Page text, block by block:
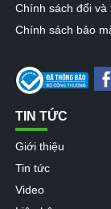
Chính sách đổi và
Chính sách bảo
TIN TỨC
Giới thiệu
Tin tức
Video